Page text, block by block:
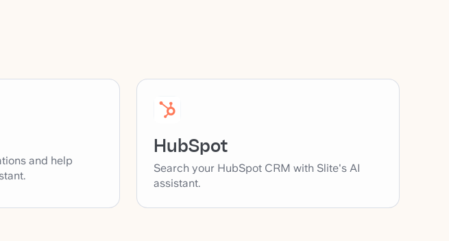
and help
HubSpot
Search your HubSpot CRM with Slite's AI
assistant.